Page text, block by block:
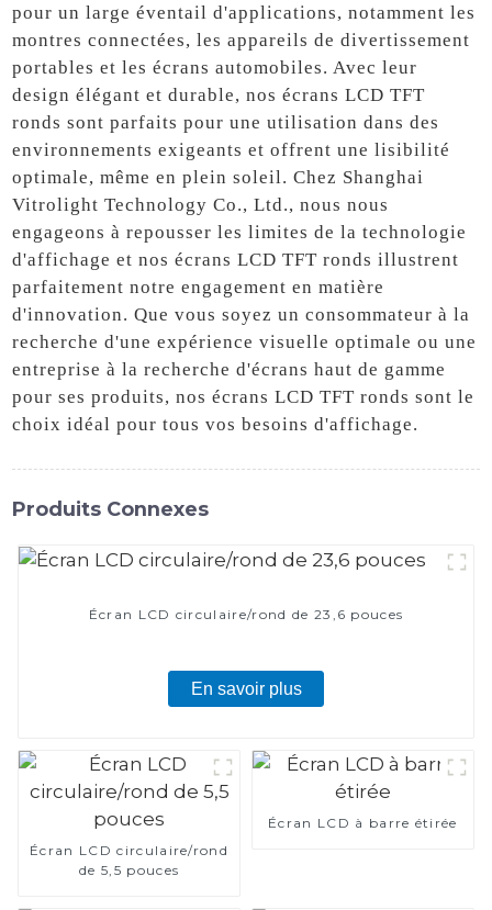
pour un large éventail d'applications, notamment les
montres connectées, les appareils de divertissement
portables et les écrans automobiles. Avec leur
design élégant et durable, nos écrans LCD TFT
ronds sont parfaits pour une utilisation dans des
environnements exigeants et offrent une lisibilité
optimale, même en plein soleil. Chez Shanghai
Vitrolight Technology Co., Ltd., nous nous
engageons à repousser les limites de la technologie
d'affichage et nos écrans LCD TFT ronds illustrent
parfaitement notre engagement en matière
d'innovation. Que vous soyez un consommateur à la
recherche d'une expérience visuelle optimale ou une
entreprise à la recherche d'écrans haut de gamme
pour ses produits, nos écrans LCD TFT ronds sont le
choix idéal pour tous vos besoins d'affichage.
Produits Connexes
Écran LCD circulaire/rond de 23,6 pouces
En savoir plus
Écran LCD circulaire/rond
de 5,5 pouces
Écran LCD à barre étirée